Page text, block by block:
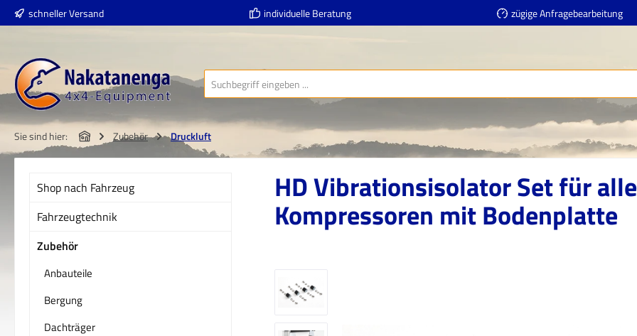
Hauptinhalt springen
Zur Suche springen
Zur Hauptnavigation springen
schneller Versand individuelle Beratung zügige Anfragebearbeitung
Sie sind hier: Zubehör Druckluft
Shop nach Fahrzeug
Fahrzeugtechnik
Zubehör
Anbauteile
Bergung
Dachträger
HD Vibrationsisolator Set für
Kompressoren mit Bodenplatte
Bildergalerie überspringen